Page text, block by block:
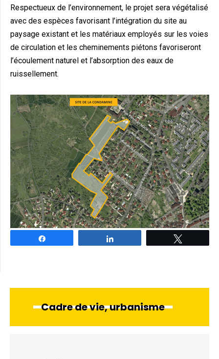
Respectueux de l’environnement, le projet sera végétalisé
avec des espèces favorisant l’intégration du site au
paysage existant et les matériaux employés sur les voies
de circulation et les cheminements piétons favoriseront
l’écoulement naturel et l’absorption des eaux de
ruissellement.
Cadre de vie, urbanisme